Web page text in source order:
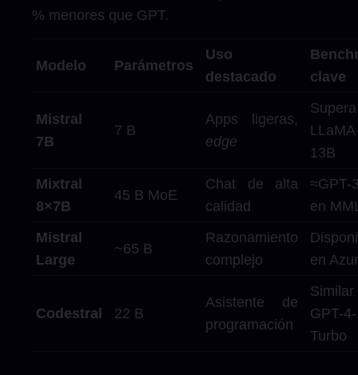
% menores que GPT.
Modelo Parámetros
Uso
destacado
clave
Mistral
7B
7 B
Apps ligeras,
edge
13B
Mixtral
8×7B
45 B MoE
Chat de alta
calidad
≈GPT-
en
Mistral
Large
~65 B
Razonamiento
complejo
en
Codestral 22 B
Asistente de
programación
GPT-4-
Turbo